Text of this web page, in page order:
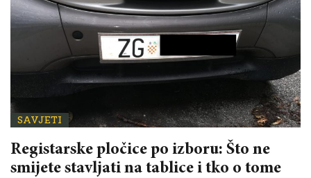
SAVJETI
Registarske pločice po izboru: Što ne
smijete stavljati na tablice i tko o tome